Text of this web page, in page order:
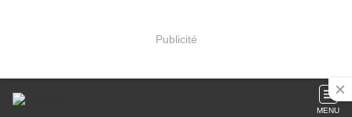
Publicité
MENU